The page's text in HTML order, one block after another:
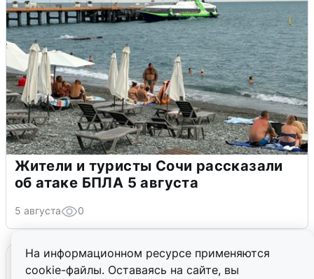
На информационном ресурсе применяются
cookie-файлы. Оставаясь на сайте, вы
Жители и туристы Сочи рассказали
об атаке БПЛА 5 августа
5 августа 0